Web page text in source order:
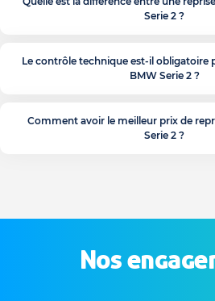
Serie 2 ?
Le contrôle technique est-il obligatoire
BMW Serie 2 ?
Comment avoir le meilleur prix de
Serie 2 ?
Nos